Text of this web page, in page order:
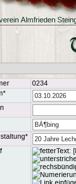
Almfrieden
0234